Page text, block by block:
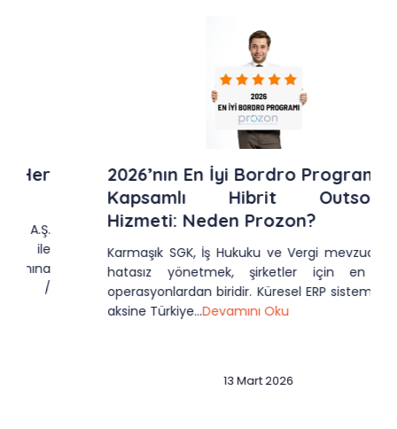
2026’nın En İyi Bordro Programı ve
Kapsamlı Hibrit Outsource
Hizmeti: Neden Prozon?
Karmaşık SGK, İş Hukuku ve Vergi mevzuatlarını
hatasız yönetmek, şirketler için en kritik
operasyonlardan biridir. Küresel ERP sistemlerinin
aksine Türkiye...Devamını Oku
13 Mart 2026